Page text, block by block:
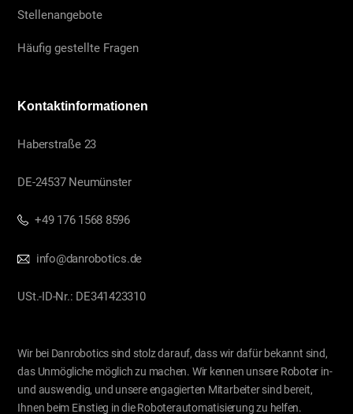
Stellenangebote
Häufig gestellte Fragen
Kontaktinformationen
Haberstraße 23
DE-24537 Neumünster
+49 176 1568 8596
info@danrobotics.de
USt.-ID-Nr.: DE341423310
Wir bei Danrobotics sind stolz darauf, dass wir dafür bekannt sind,
das Unmögliche möglich zu machen. Wir kennen unsere Roboter in-
und auswendig, und unsere engagierten Mitarbeiter sind bereit,
Ihnen beim Einstieg in die Roboterautomatisierung zu helfen.